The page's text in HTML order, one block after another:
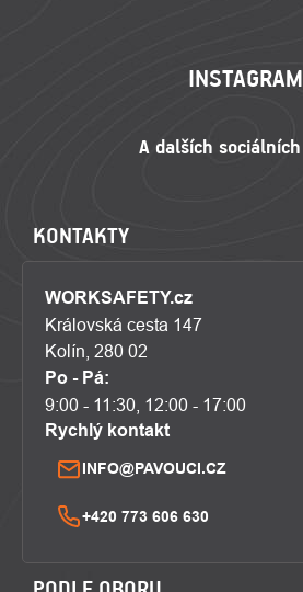
INSTAGRAM
KONTAKTY
WORKSAFETY.cz
Královská cesta 147
Kolín, 280 02
Po - Pá:
9:00 - 11:30, 12:00 - 17:00
Rychlý kontakt
INFO@PAVOUCI.CZ
+420 773 606 630